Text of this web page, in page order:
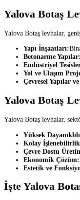
Yalova Botaş
Yalova Botaş levhalar,
Yapı İnşaatları:
Betonarme Yapılar:
Endüstriyel
Yol ve Ulaşım
Çevresel Yapılar
Yalova Botaş
Yalova Botaş levhalar,
Yüksek
Kolay
Çevre Dostu
Ekonomik Çözüm:
Estetik ve
İşte Yalova